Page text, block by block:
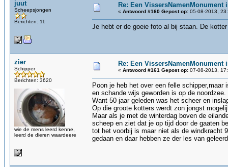
juut
Scheepsjongen
Berichten: 11
Re: Een VissersNamenMonument
« Antwoord #160 Gepost op: 05-08-2013,
Je hebt er de goeie foto al bij staan. De
zier
Schipper
Berichten: 3620
wie de mens leerd kenne,
leerd de dieren waardeere
Re: Een VissersNamenMonument
« Antwoord #161 Gepost op: 07-08-2013,
Poon je heb het over een felle
en schande wijs geworden is op de noordzee.
Want 50 jaar geleden was het scheer en
Op die groote kotters werdt zon jongst
Maar als je met de winterdag boven de
scheep en ziet dat je op tijd door de gaaten
tot het voorbij is maar niet als de windkracht
gedaan en daar hebben ze der les van